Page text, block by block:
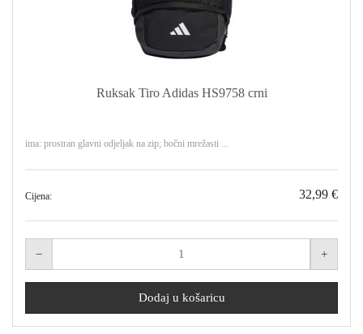
Ruksak Tiro Adidas HS9758 crni
ima: prostran glavni odjeljak na zip; bočni mrežasti ...
Cijena: 32,99 €